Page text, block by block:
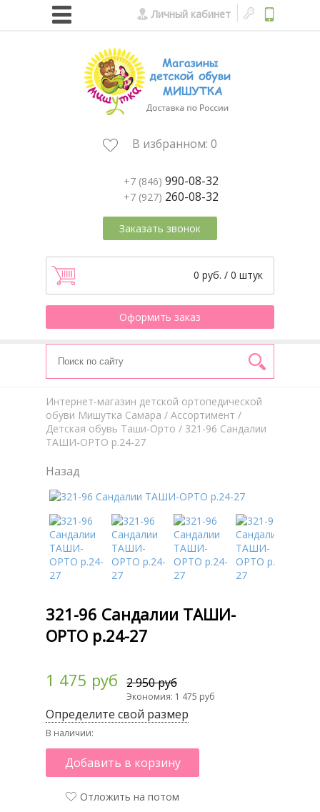
Личный кабинет
В избранном: 0
+7 (846) 990-08-32
+7 (927) 260-08-32
Заказать звонок
0 руб. / 0 штук
Оформить заказ
Интернет-магазин детской ортопедической
обуви Мишутка Самара / Aссортимент /
Детская обувь Таши-Орто / 321-96 Сандалии
ТАШИ-ОРТО р.24-27
Назад
321-96 Сандалии ТАШИ-
ОРТО р.24-27
1 475 руб 2 950 руб
Экономия: 1 475 руб
Определите свой размер
В наличии:
Добавить в корзину
Отложить на потом